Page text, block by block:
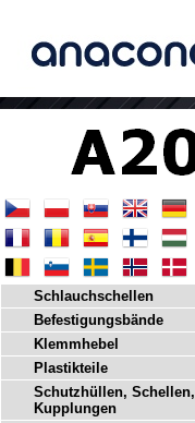
Schlauchschellen
Befestigungsbände
Klemmhebel
Plastikteile
Schutzhüllen, Schellen,
Kupplungen